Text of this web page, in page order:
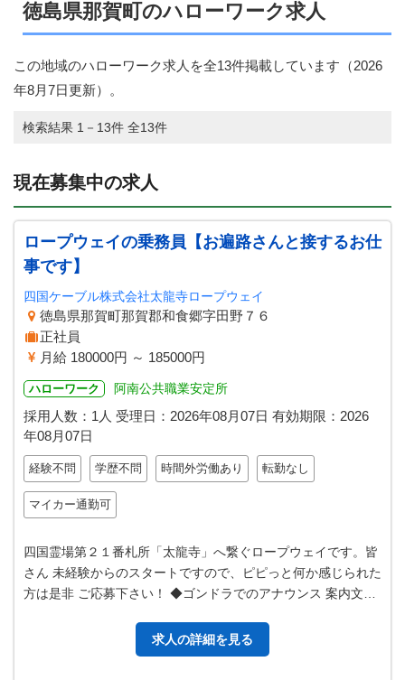
徳島県那賀町のハローワーク求人
この地域のハローワーク求人を全13件掲載しています（2026
年8月7日更新）。
検索結果 1－13件 全13件
現在募集中の求人
ロープウェイの乗務員【お遍路さんと接するお仕
事です】
四国ケーブル株式会社太龍寺ロープウェイ
徳島県那賀町那賀郡和食郷字田野７６
正社員
月給 180000円 ～ 185000円
ハローワーク 阿南公共職業安定所
採用人数：1人 受理日： 2026年08月07日 有効期限： 2026
年08月07日
経験不問 学歴不問 時間外労働あり 転勤なし
マイカー通勤可
四国霊場第２１番札所「太龍寺」へ繋ぐロープウェイです。皆
さん 未経験からのスタートですので、ピピっと何か感じられた
方は是非 ご応募下さい！ ◆ゴンドラでのアナウンス 案内文が
求人の詳細を見る